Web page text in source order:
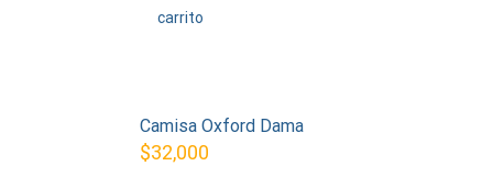
carrito
Camisa Oxford Dama
$32,000